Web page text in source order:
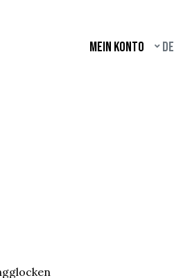
Mein Konto de